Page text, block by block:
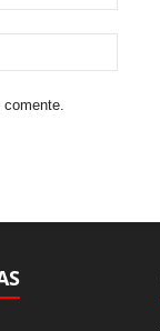
comente.